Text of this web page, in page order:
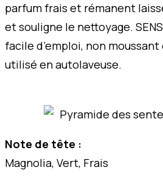
parfum frais et rémanent
et souligne le nettoyage.
facile d’emploi, non
utilisé en autolaveuse.
Note de tête :
Magnolia, Vert, Frais